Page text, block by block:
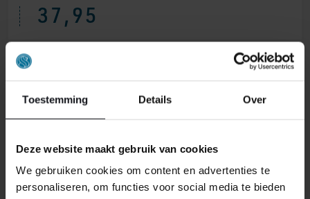
Toestemming Details Over
Deze website maakt gebruik van cookies
We gebruiken cookies om content en advertenties te
personaliseren, om functies voor social media te bieden
37,95